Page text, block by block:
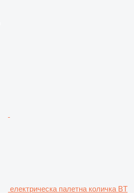
електрическа палетна количка BT